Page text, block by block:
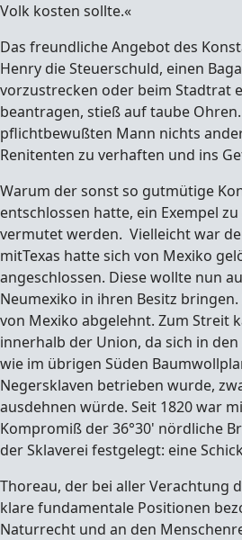
Volk kosten sollte.«
Das freundliche Angebot des
Henry die Steuerschuld, einen
vorzustrecken oder beim Stadtrat
beantragen, stieß auf taube
pflichtbewußten Mann nichts
Renitenten zu verhaften und ins
Warum der sonst so gutmütige
entschlossen hatte, ein Exempel
vermutet werden. Vielleicht war
mitTexas hatte sich von Mexiko
angeschlossen. Diese wollte nun
Neumexiko in ihren Besitz
von Mexiko abgelehnt. Zum Streit
innerhalb der Union, da sich in
wie im übrigen Süden
Negersklaven betrieben wurde,
ausdehnen würde. Seit 1820 war
Kompromiß der 36°30' nördliche
der Sklaverei festgelegt: eine
Thoreau, der bei aller Verachtung
klare fundamentale Positionen
Naturrecht und an den